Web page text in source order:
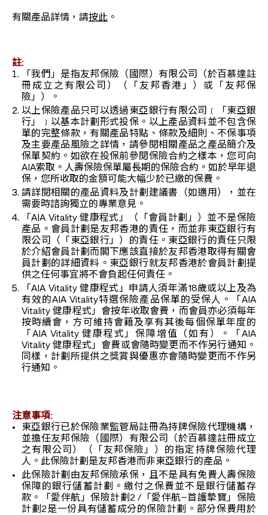
有關產品詳情，請按此 。
註:
「我們」是指友邦保險（國際）有限公司（於百慕達註
冊成立之有限公司）（「友邦香港」）或「友邦保
險」）。
以上保險產品只可以透過東亞銀行有限公司﹝「東亞銀
行」﹞以基本計劃形式投保。以上產品資料並不包含保
單的完整條款，有關產品特點、條款及細則、不保事項
及主要產品風險之詳情，請參閱相關產品之產品簡介及
保單契約。如欲在投保前參閱保險合約之樣本，您可向
AIA索取。人壽保險保單屬長期的保險合約。如於早年退
保，您所收取的金額可能大幅少於已繳的保費。
請詳閱相關的產品資料及計劃建議書（如適用），並在
需要時諮詢獨立的專業意見。
「AIA Vitality 健康程式」（「會員計劃」）並不是保險
產品。會員計劃是友邦香港的責任，而並非東亞銀行有
限公司（「東亞銀行」）的責任。東亞銀行的責任只限
於介紹會員計劃而閣下應該直接於友邦香港取得有關會
員計劃的詳細資料。東亞銀行就友邦香港於會員計劃提
供之任何事宜將不會負起任何責任。
「AIA Vitality 健康程式」申請人須年滿18歲或以上及為
有效的AIA Vitality特選保險產品保單的受保人。「AIA
Vitality 健康程式」會按年收取會費，而會員亦必須每年
按時續會，方可維持會籍及享有其後每個保單年度的
「AIA Vitality 健康程式」保障增值（如有）。「AIA
Vitality 健康程式」會費或會隨時變更而不作另行通知。
同樣，計劃所提供之獎賞與優惠亦會隨時變更而不作另
行通知。
注意事項:
東亞銀行已於保險業監管局註冊為持牌保險代理機構，
並擔任友邦保險（國際）有限公司（於百慕達註冊成立
之有限公司）（「友邦保險」）的指定持牌保險代理
人。此保險計劃是友邦香港而非東亞銀行的產品。
此保險計劃由友邦保險承保，且不是具有免費人壽保險
保障的銀行儲蓄計劃。繳付之保費並不是銀行儲蓄存
款。「愛伴航」保險計劃2 /「愛伴航–首護摯寶」保險
計劃2是一份具有儲蓄成分的保險計劃。部分保費用於